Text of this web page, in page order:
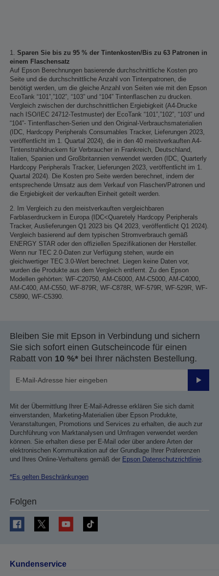
1. Sparen Sie bis zu 95 % der Tintenkosten/Bis zu 63 Patronen in
einem Flaschensatz
Auf Epson Berechnungen basierende durchschnittliche Kosten pro
Seite und die durchschnittliche Anzahl von Tintenpatronen, die
benötigt werden, um die gleiche Anzahl von Seiten wie mit den Epson
EcoTank “101”,”102”, “103” und “104” Tintenflaschen zu drucken.
Vergleich zwischen der durchschnittlichen Ergiebigkeit (A4-Drucke
nach ISO/IEC 24712-Testmuster) der EcoTank “101”,”102”, “103” und
“104”- Tintenflaschen-Serien und den Original-Verbrauchsmaterialien
(IDC, Hardcopy Peripherals Consumables Tracker, Lieferungen 2023,
veröffentlicht im 1. Quartal 2024), die in den 40 meistverkauften A4-
Tintenstrahldruckern für Verbraucher in Frankreich, Deutschland,
Italien, Spanien und Großbritannien verwendet werden (IDC, Quarterly
Hardcopy Peripherals Tracker, Lieferungen 2023, veröffentlicht im 1.
Quartal 2024). Die Kosten pro Seite werden berechnet, indem der
entsprechende Umsatz aus dem Verkauf von Flaschen/Patronen und
die Ergiebigkeit der verkauften Einheit geteilt werden.
2. Im Vergleich zu den meistverkauften vergleichbaren
Farblaserdruckern in Europa (IDC<Quaretely Hardcopy Peripherals
Tracker, Auslieferungen Q1 2023 bis Q4 2023, veröffentlicht Q1 2024).
Vergleich basierend auf dem typischen Stromverbrauch gemäß
ENERGY STAR oder den offiziellen Spezifikationen der Hersteller.
Wenn nur TEC 2.0-Daten zur Verfügung stehen, wurde ein
gleichwertiger TEC 3.0-Wert berechnet. Liegen keine Daten vor,
wurden die Produkte aus dem Vergleich entfernt. Zu den Epson
Modellen gehörten: WF-C20750, AM-C6000, AM-C5000, AM-C4000,
AM-C400, AM-C550, WF-879R, WF-C878R, WF-579R, WF-529R, WF-
C5890, WF-C5390.
Bleiben Sie mit Epson in Verbindung und sichern
Sie sich sofort einen Gutscheincode für einen
Rabatt von 10 %* bei Ihrer nächsten Bestellung.
Mit der Übermittlung Ihrer E-Mail-Adresse erklären Sie sich damit
einverstanden, Marketing-Materialien über Epson Produkte,
Veranstaltungen, Promotions und Services zu erhalten, die auch zur
Durchführung von Marktanalysen und Umfragen verwendet werden
können. Sie erhalten diese per E-Mail oder über andere Arten der
elektronischen Kommunikation auf der Grundlage Ihrer Präferenzen
und Ihres Online-Verhaltens gemäß der Epson Datenschutzrichtlinie.
*Es gelten Beschränkungen
Folgen
Kundenservice